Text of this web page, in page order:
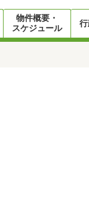
物件概要・
スケジュール